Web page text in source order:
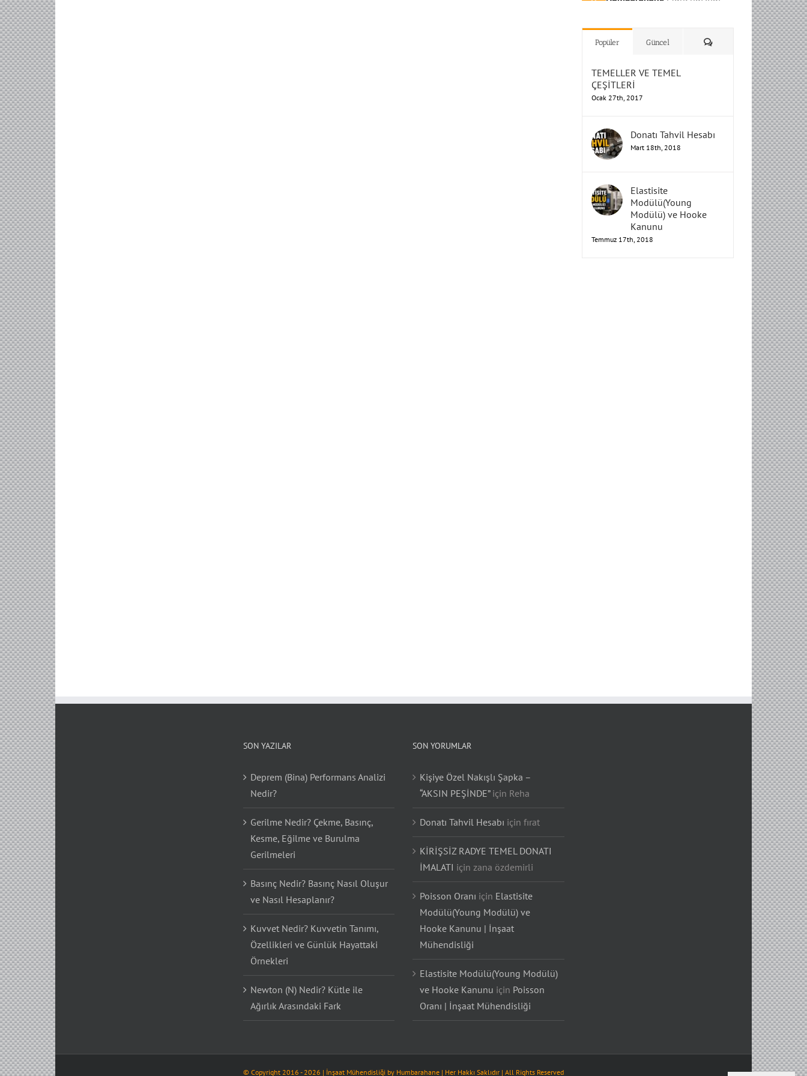
TEMELLER VE TEMEL
ÇEŞİTLERİ
Donatı Tahvil Hesabı
Elastisite
Modülü(Young
Modülü) ve Hooke
Kanunu
Deprem (Bina) Performans Analizi
Gerilme Nedir? Çekme, Basınç,
Kesme, Eğilme ve Burulma
Basınç Nedir? Basınç Nasıl Oluşur
ve Nasıl Hesaplanır?
Kuvvet Nedir? Kuvvetin Tanımı,
Özellikleri ve Günlük Hayattaki
Newton (N) Nedir? Kütle ile
Ağırlık Arasındaki Fark
Kişiye Özel Nakışlı Şapka –
“AKSIN PEŞİNDE”
için
için
KİRİŞSİZ RADYE TEMEL DONATI
için
için
Modülü(Young Modülü) ve
Hooke Kanunu | İnşaat
Mühendisliği
Elastisite Modülü(Young Modülü)
ve Hooke Kanunu
için
Oranı | İnşaat Mühendisliği